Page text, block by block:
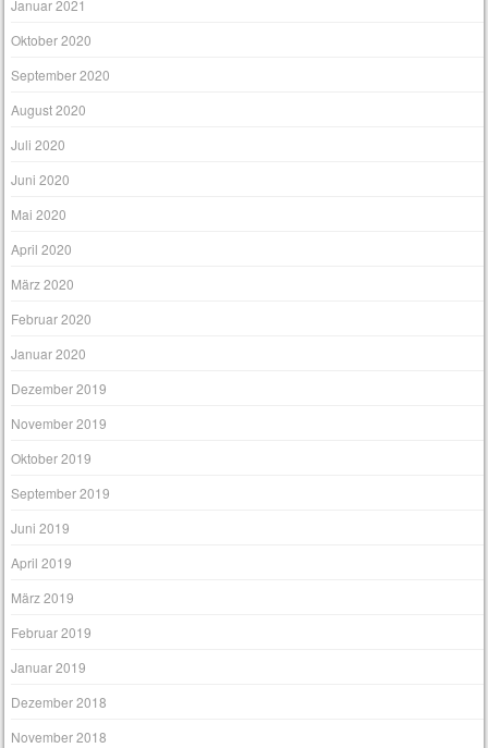
Januar 2021
Oktober 2020
September 2020
August 2020
Juli 2020
Juni 2020
Mai 2020
April 2020
März 2020
Februar 2020
Januar 2020
Dezember 2019
November 2019
Oktober 2019
September 2019
Juni 2019
April 2019
März 2019
Februar 2019
Januar 2019
Dezember 2018
November 2018